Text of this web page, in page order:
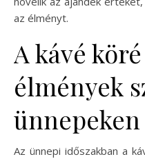
az élményt.
A kávé
élmények
ünnepeken
Az ünnepi időszakban a